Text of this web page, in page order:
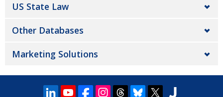
US State Law
Other Databases
Marketing Solutions